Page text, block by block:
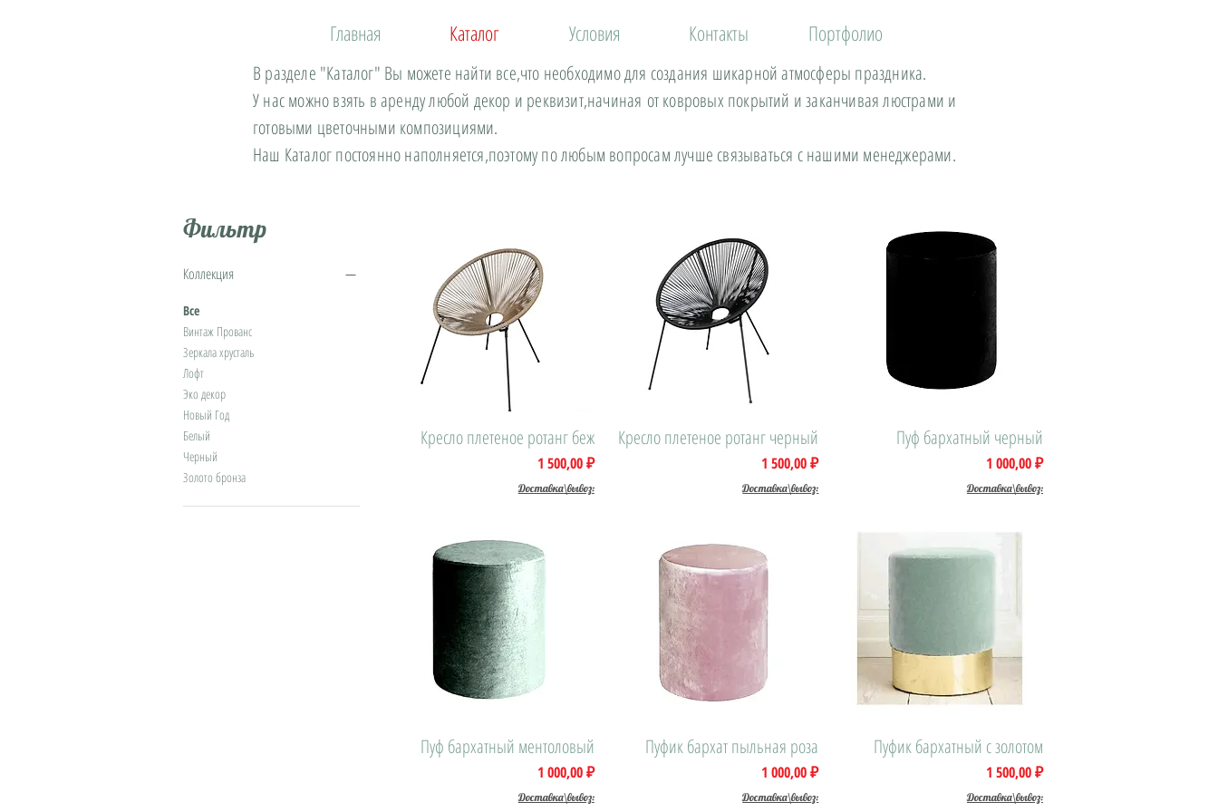
Главная Каталог Условия Контакты Портфолио
В разделе "Каталог" Вы можете найти все,что необходимо для создания шикарной атмосферы праздника.
У нас можно взять в аренду любой декор и реквизит,начиная от ковровых покрытий и заканчивая люстрами и
готовыми цветочными композициями.
Наш Каталог постоянно наполняется,поэтому по любым вопросам лучше связываться с нашими менеджерами.
Фильтр
Коллекция
Все
Винтаж Прованс
Зеркала хрусталь
Лофт
Эко декор
Новый Год
Белый
Черный
Золото бронза
Быстрый просмотр
Кресло плетеное ротанг беж
Цена
1 500,00 ₽
Доставка\вывоз:
Быстрый просмотр
Кресло плетеное ротанг черный
Цена
1 500,00 ₽
Доставка\вывоз:
Быстрый просмотр
Пуф бархатный черный
Цена
1 000,00 ₽
Доставка\вывоз:
Быстрый просмотр
Пуф бархатный ментоловый
Цена
1 000,00 ₽
Доставка\вывоз:
Быстрый просмотр
Пуфик бархат пыльная роза
Цена
1 000,00 ₽
Доставка\вывоз:
Быстрый просмотр
Пуфик бархатный с золотом
Цена
1 500,00 ₽
Доставка\вывоз: